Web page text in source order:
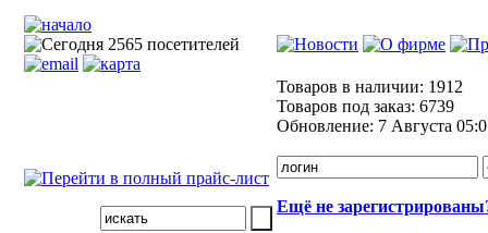
Товаров в наличии: 1912
Товаров под заказ: 6739
Обновление: 7 Августа
Ещё не